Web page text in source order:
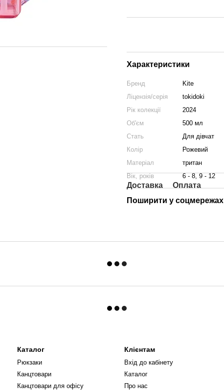
Характеристики
Бренд
Kite
Ліцензія/серія
tokidoki
Рік колекції
2024
Об'єм
500 мл
Стать
Для дівчат
Колір
Рожевий
Матеріал
тритан
Вік, років
6 - 8, 9 - 12
Доставка
Оплата
Поширити у соцмережах
Каталог
Рюкзаки
Канцтовари
Канцтовари для офісу
Клієнтам
Вхід до кабінету
Каталог
Про нас